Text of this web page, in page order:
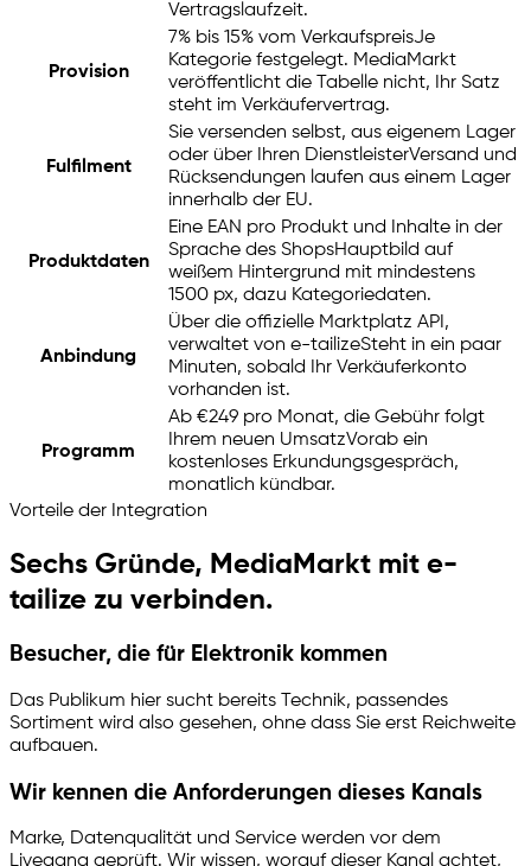
Vertragslaufzeit.
Provision
7% bis 15% vom VerkaufspreisJe
Kategorie festgelegt. MediaMarkt
veröffentlicht die Tabelle nicht, Ihr Satz
steht im Verkäufervertrag.
Fulfilment
Sie versenden selbst, aus eigenem Lager
oder über Ihren DienstleisterVersand und
Rücksendungen laufen aus einem Lager
innerhalb der EU.
Produktdaten
Eine EAN pro Produkt und Inhalte in der
Sprache des ShopsHauptbild auf
weißem Hintergrund mit mindestens
1500 px, dazu Kategoriedaten.
Anbindung
Über die offizielle Marktplatz API,
verwaltet von e-tailizeSteht in ein paar
Minuten, sobald Ihr Verkäuferkonto
vorhanden ist.
Programm
Ab €249 pro Monat, die Gebühr folgt
Ihrem neuen UmsatzVorab ein
kostenloses Erkundungsgespräch,
monatlich kündbar.
Vorteile der Integration
Sechs Gründe, MediaMarkt mit e-
tailize zu verbinden.
Besucher, die für Elektronik kommen
Das Publikum hier sucht bereits Technik, passendes
Sortiment wird also gesehen, ohne dass Sie erst Reichweite
aufbauen.
Wir kennen die Anforderungen dieses Kanals
Marke, Datenqualität und Service werden vor dem
Livegang geprüft. Wir wissen, worauf dieser Kanal achtet,